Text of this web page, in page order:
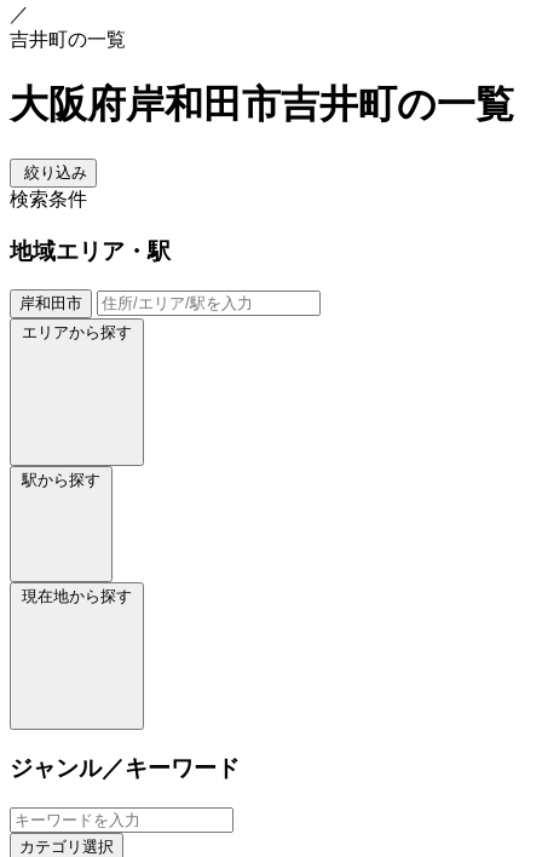
／
吉井町の一覧
大阪府岸和田市吉井町の一覧
絞り込み
検索条件
地域エリア・駅
岸和田市
エリアから探す
駅から探す
現在地から探す
ジャンル／キーワード
カテゴリ選択